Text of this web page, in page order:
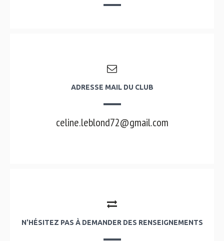
ADRESSE MAIL DU CLUB
celine.leblond72@gmail.com
N'HÉSITEZ PAS À DEMANDER DES RENSEIGNEMENTS